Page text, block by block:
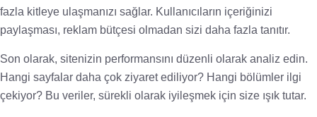
fazla kitleye ulaşmanızı sağlar. Kullanıcıların içeriğinizi
paylaşması, reklam bütçesi olmadan sizi daha fazla tanıtır.
Son olarak, sitenizin performansını düzenli olarak analiz edin.
Hangi sayfalar daha çok ziyaret ediliyor? Hangi bölümler ilgi
çekiyor? Bu veriler, sürekli olarak iyileşmek için size ışık tutar.